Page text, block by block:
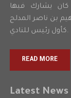
كان يشارك فيها
بن ناصر المدلج
كأول رئيس للنادي.
READ MORE
Latest News